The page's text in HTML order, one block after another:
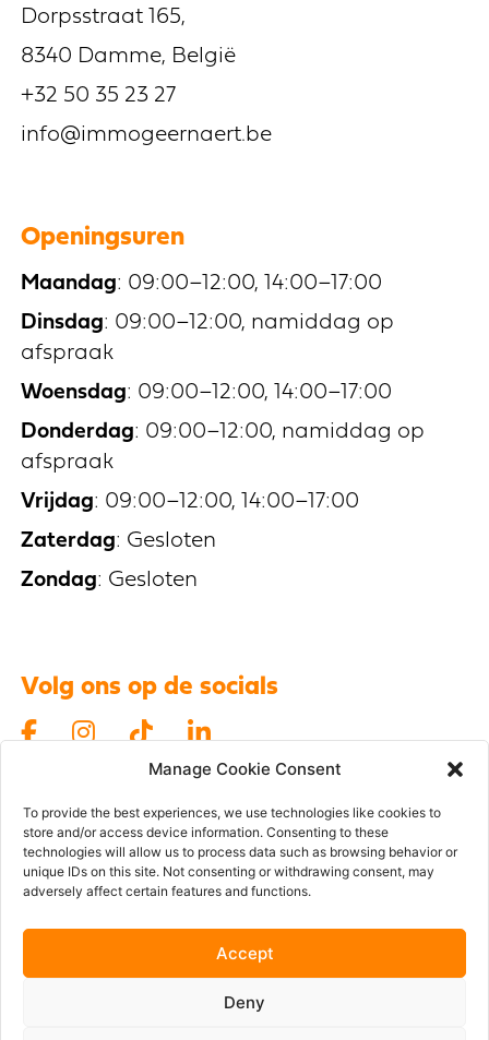
Manage Cookie Consent
To provide the best experiences, we use technologies like cookies to
store and/or access device information. Consenting to these
technologies will allow us to process data such as browsing behavior or
unique IDs on this site. Not consenting or withdrawing consent, may
adversely affect certain features and functions.
Accept
Deny
Dorpsstraat 165,
8340 Damme, België
+32 50 35 23 27
info@immogeernaert.be
Openingsuren
Maandag: 09:00–12:00, 14:00–17:00
Dinsdag: 09:00–12:00, namiddag op
afspraak
Woensdag: 09:00–12:00, 14:00–17:00
Donderdag: 09:00–12:00, namiddag op
afspraak
Vrijdag: 09:00–12:00, 14:00–17:00
Zaterdag: Gesloten
Zondag: Gesloten
Volg ons op de socials
Design byLlama.Code byCompagnon
Erkend vastgoedmakelaar-bemiddelaar BIV 200098 /